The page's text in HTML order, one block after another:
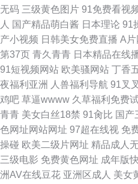
无码 三级黄色图片 91免费看视
人 国产精品萌白酱 日本理论 91
产小视频 日韩美女免费直播 A片
第37页 青久青青 日本精品在线
91短视频网站 欧美骚网站 丁香
夜福利亚洲
人兽福利导航 91叉
鸡吧 草逼wwww 久草福利免费
青青 美女白丝18禁 91肏比 国产
色网址网站网址 97超在线视 免
操碰 欧美二级片网址 精品成人
三级电影 免费黄色网址 成年版
洲AV在线豆花 亚洲区成人 美女